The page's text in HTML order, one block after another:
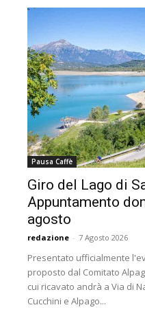
Pausa Caffè
Giro del Lago di
Appuntamento
agosto
redazione - 7 Agosto 2026
Presentato ufficialmente
proposto dal Comitato
cui ricavato andrà a Via di
Cucchini e Alpago...